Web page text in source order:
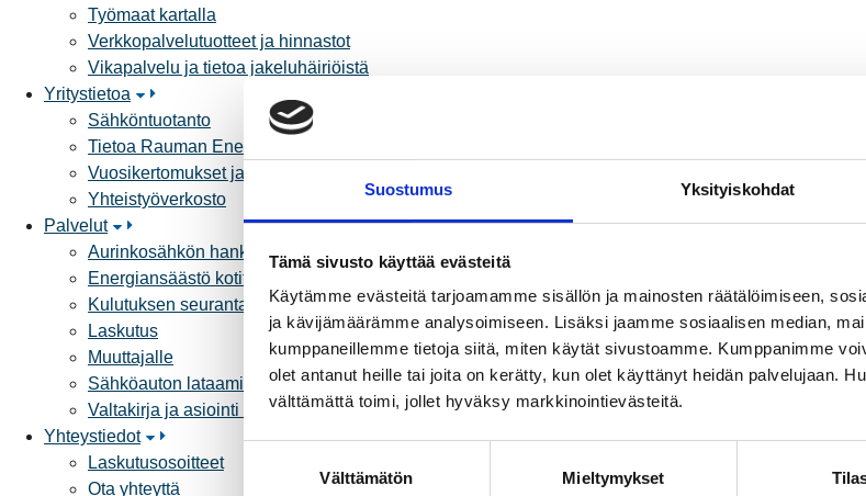
Suostumus Yksityiskohdat
Tämä sivusto käyttää evästeitä
Käytämme evästeitä tarjoamamme sisällön ja mainosten räätälöimiseen,
ja kävijämäärämme analysoimiseen. Lisäksi jaamme sosiaalisen median,
kumppaneillemme tietoja siitä, miten käytät sivustoamme. Kumppanimme
olet antanut heille tai joita on kerätty, kun olet käyttänyt heidän palvelujaan.
välttämättä toimi, jollet hyväksy markkinointievästeitä.
Välttämätön Mieltymykset
Työmaat kartalla
Verkkopalvelutuotteet ja hinnastot
Vikapalvelu ja tietoa jakeluhäiriöistä
Yritystietoa
Sähköntuotanto
Tietoa Rauman Energiasta
Vuosikertomukset ja asiakaslehti
Yhteistyöverkosto
Palvelut
Aurinkosähkön hankinta
Energiansäästö kotitaloudessa
Kulutuksen seuranta
Laskutus
Muuttajalle
Sähköauton lataaminen
Valtakirja ja asiointi toisen puolesta
Yhteystiedot
Laskutusosoitteet
Ota yhteyttä